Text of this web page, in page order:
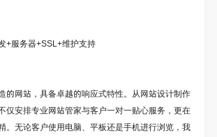
+服务器+SSL+维护支持
的网站，具备卓越的响应式特性。从网站设计制作
仅安排专业网站管家与客户一对一贴心服务，更在
。无论客户使用电脑、平板还是手机进行浏览，我